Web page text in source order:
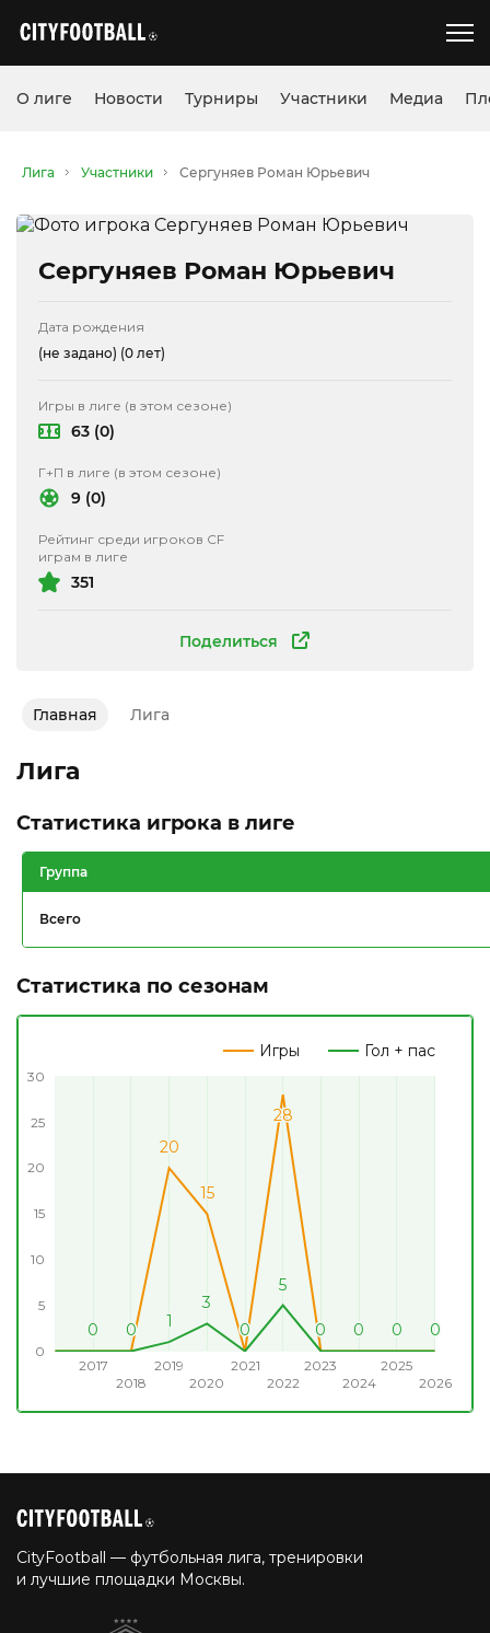
О лиге Новости Турниры Участники Медиа
Лига Участники Сергуняев Роман Юрьевич
Сергуняев Роман Юрьевич
Поделиться
Дата рождения
(не задано) (0 лет)
Игры в лиге (в этом сезоне)
63 (0)
Г+П в лиге (в этом сезоне)
9 (0)
Рейтинг среди игроков CF
играм в лиге
351
Главная Лига
Лига
Статистика игрока в лиге
Группа
Всего
Статистика по сезонам
Игры Гол + пас
2017
2018
2019
2020
2021
2022
2023
2024
2025
2026
0
5
10
15
20
25
30
0
0 0
0
20
20
15
15
0
0
28
28
0
0 0
0 0
0 0
0
0
0 0
0 11
3
3
0
0
5
5
0
0 0
0 0
0 0
0
CityFootball — футбольная лига, тренировки
и лучшие площадки Москвы.